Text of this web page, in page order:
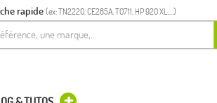
rapide (ex: TN2220, CE285A, T0711, HP 920 XL,...)